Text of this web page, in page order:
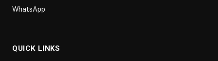
WhatsApp
QUICK LINKS